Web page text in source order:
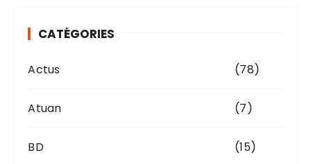
e CATÉGORIES
Actus (78)
Atuan (7)
BD (15)